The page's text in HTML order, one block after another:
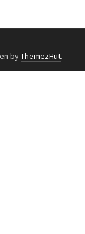
byThemezHut.